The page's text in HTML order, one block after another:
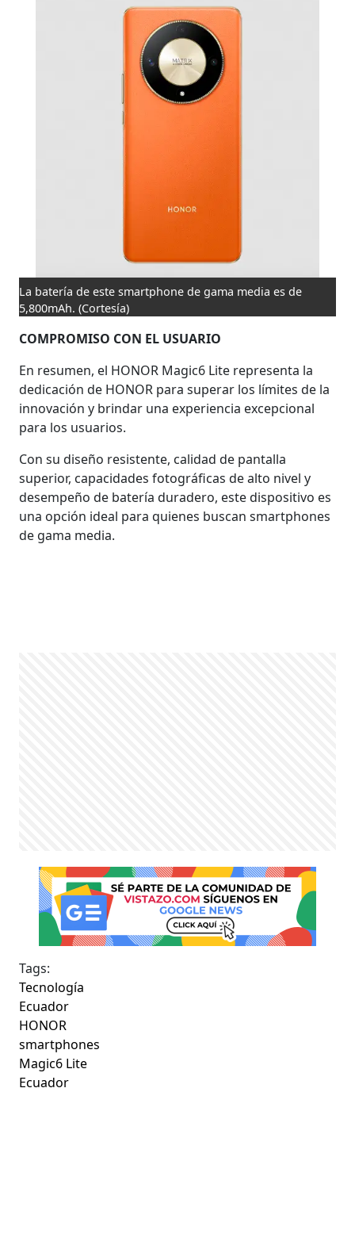
La batería de este smartphone de gama media es de
5,800mAh. (Cortesía)
COMPROMISO CON EL USUARIO
En resumen, el HONOR Magic6 Lite representa la
dedicación de HONOR para superar los límites de la
innovación y brindar una experiencia excepcional
para los usuarios.
Con su diseño resistente, calidad de pantalla
superior, capacidades fotográficas de alto nivel y
desempeño de batería duradero, este dispositivo es
una opción ideal para quienes buscan smartphones
de gama media.
Tags:
Tecnología
Ecuador
HONOR
smartphones
Magic6 Lite
Ecuador